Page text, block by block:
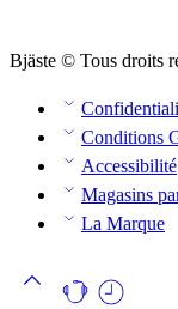
Bjäste © Tous droits
Conditions
Accessibilité
Magasins
La Marque